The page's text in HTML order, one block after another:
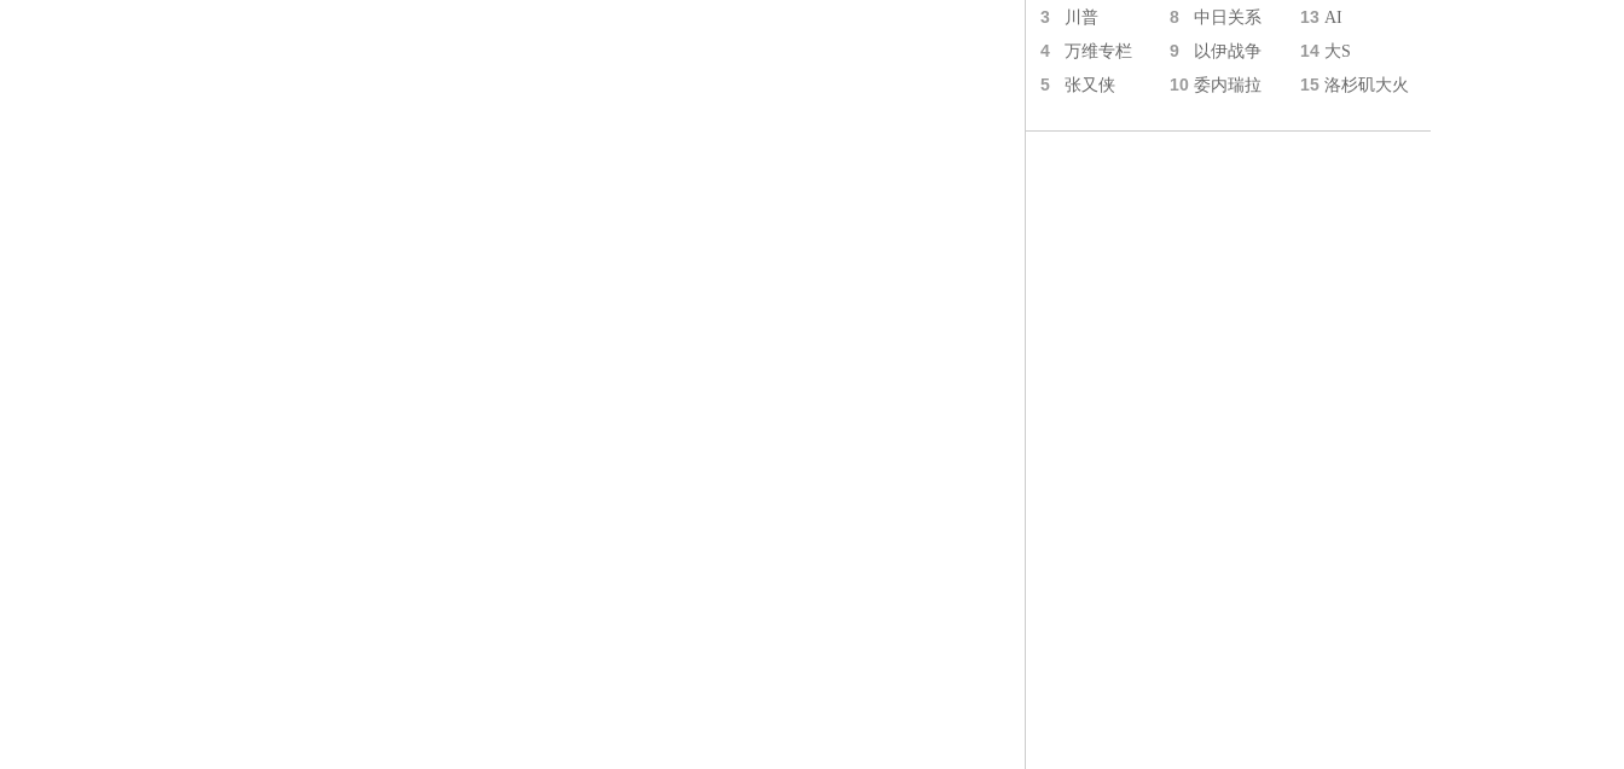
3 川普 8 中日关系 13 AI
4 万维专栏 9 以伊战争 14 大S
5 张又侠 10 委内瑞拉 15 洛杉矶大火